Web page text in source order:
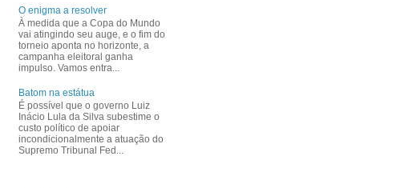
O enigma a resolver
À medida que a Copa do Mundo
vai atingindo seu auge, e o fim do
torneio aponta no horizonte, a
campanha eleitoral ganha
impulso. Vamos entra...
Batom na estátua
É possível que o governo Luiz
Inácio Lula da Silva subestime o
custo político de apoiar
incondicionalmente a atuação do
Supremo Tribunal Fed...